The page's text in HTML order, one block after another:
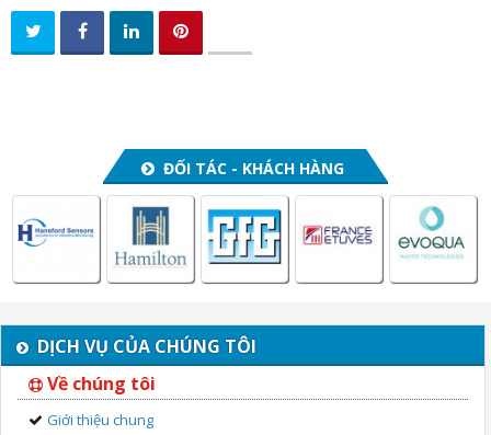
ĐỐI TÁC - KHÁCH HÀNG
DỊCH VỤ CỦA CHÚNG TÔI
Về chúng tôi
Giới thiệu chung